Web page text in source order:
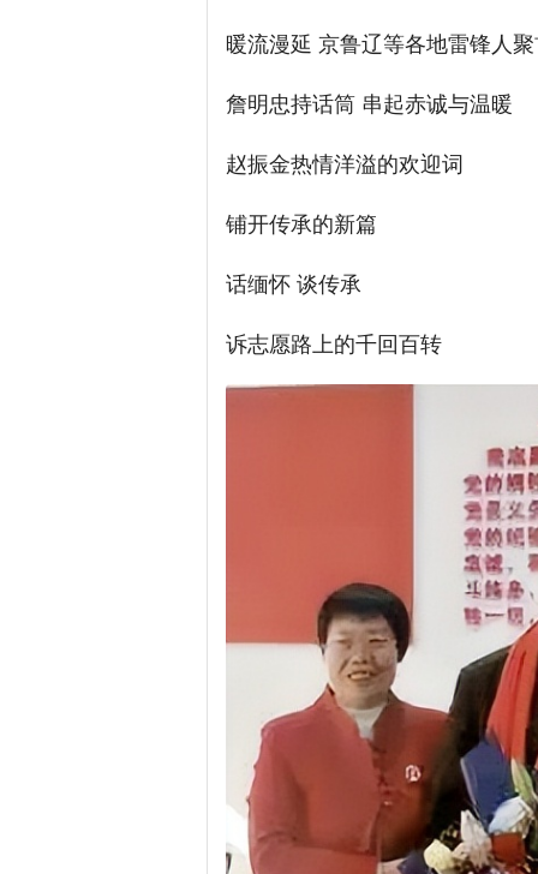
暖流漫延 京鲁辽等各地雷锋人
詹明忠持话筒 串起赤诚与温暖
赵振金热情洋溢的欢迎词
铺开传承的新篇
话缅怀 谈传承
诉志愿路上的千回百转